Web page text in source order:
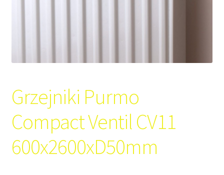
Grzejniki Purmo
Compact Ventil CV11
600x2600xD50mm